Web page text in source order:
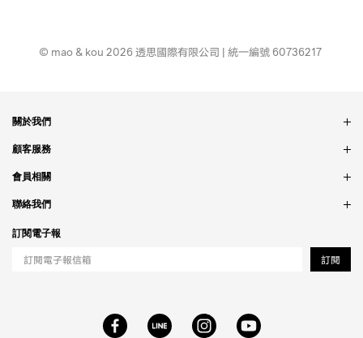
© mao & kou 2026 透思國際有限公司 | 統一編號 60736217
關於我們
品牌故事
銷售據點
隱私政策
顧客服務
訂單問題
付款問題
配送問題
會員相關
會員制度
紅利制度
聯絡我們
合作相關
工作職缺
訂閱電子報
訂閱